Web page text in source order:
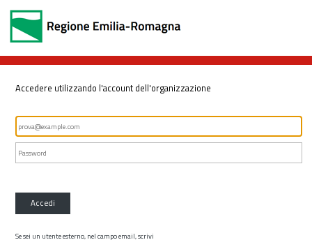
Accedere utilizzando l'account dell'organizzazione
Accedi
Se sei un utente esterno, nel campo email, scrivi